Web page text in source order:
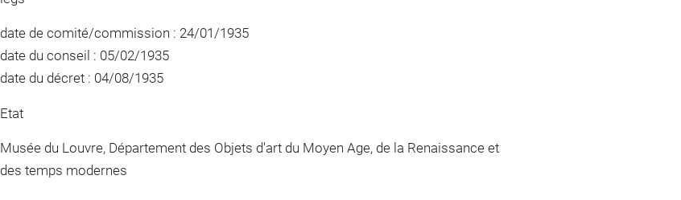
date de comité/commission : 24/01/1935
date du conseil : 05/02/1935
date du décret : 04/08/1935
Etat
Musée du Louvre, Département des Objets d'art du Moyen Age, de la Renaissance et
des temps modernes